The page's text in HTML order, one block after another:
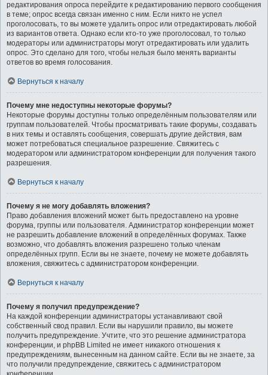
редактирования опроса перейдите к редактированию первого сообщения
в теме; опрос всегда связан именно с ним. Если никто не успел
проголосовать, то вы можете удалить опрос или отредактировать любой
из вариантов ответа. Однако если кто-то уже проголосовал, то только
модераторы или администраторы могут отредактировать или удалить
опрос. Это сделано для того, чтобы нельзя было менять варианты
ответов во время голосования.
Вернуться к началу
Почему мне недоступны некоторые форумы?
Некоторые форумы доступны только определённым пользователям или
группам пользователей. Чтобы просматривать такие форумы, создавать
в них темы и оставлять сообщения, совершать другие действия, вам
может потребоваться специальное разрешение. Свяжитесь с
модератором или администратором конференции для получения такого
разрешения.
Вернуться к началу
Почему я не могу добавлять вложения?
Право добавления вложений может быть предоставлено на уровне
форума, группы или пользователя. Администратор конференции может
не разрешить добавление вложений в определённых форумах. Также
возможно, что добавлять вложения разрешено только членам
определённых групп. Если вы не знаете, почему не можете добавлять
вложения, свяжитесь с администратором конференции.
Вернуться к началу
Почему я получил предупреждение?
На каждой конференции администраторы устанавливают свой
собственный свод правил. Если вы нарушили правило, вы можете
получить предупреждение. Учтите, что это решение администратора
конференции, и phpBB Limited не имеет никакого отношения к
предупреждениям, вынесенным на данном сайте. Если вы не знаете, за
что получили предупреждение, свяжитесь с администратором